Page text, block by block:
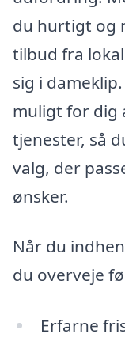
du hurtigt og
tilbud fra
sig i
muligt for dig
tjenester, så
valg, der
ønsker.
Når du
du overveje
Erfarne